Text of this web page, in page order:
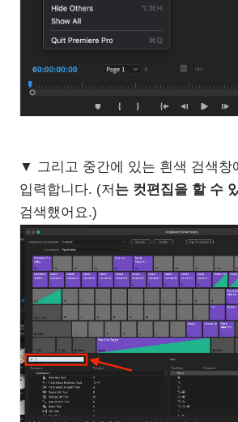
▼ 그리고 중간에 있는 흰색 검색창
입력합니다. (저 는 컷편집을 할 수
검색했어요.)